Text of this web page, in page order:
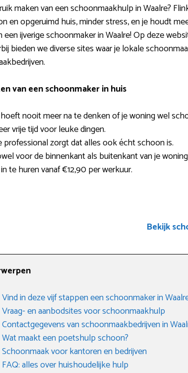
maken van een schoonmaakhulp in Waalre?
en opgeruimd huis, minder stress, en je houdt
een ijverige schoonmaker in Waalre! Op deze
bieden we diverse sites waar je lokale
van een schoonmaker in huis
nooit meer na te denken of je woning wel
vrije tijd voor leuke dingen.
professional zorgt dat alles ook écht schoon is.
voor de binnenkant als buitenkant van je
te huren vanaf €12,90 per werkuur.
Bekijk
Vind in deze vijf stappen een schoonmaker in
Vraag- en aanbodsites voor schoonmaakhulp
Contactgegevens van schoonmaakbedrijven in
Wat maakt een poetshulp schoon?
Schoonmaak voor kantoren en bedrijven
FAQ: alles over huishoudelijke hulp